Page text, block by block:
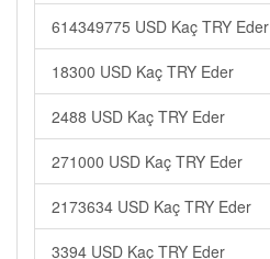
614349775 USD Kaç TRY Eder
18300 USD Kaç TRY Eder
2488 USD Kaç TRY Eder
271000 USD Kaç TRY Eder
2173634 USD Kaç TRY Eder
3394 USD Kaç TRY Eder